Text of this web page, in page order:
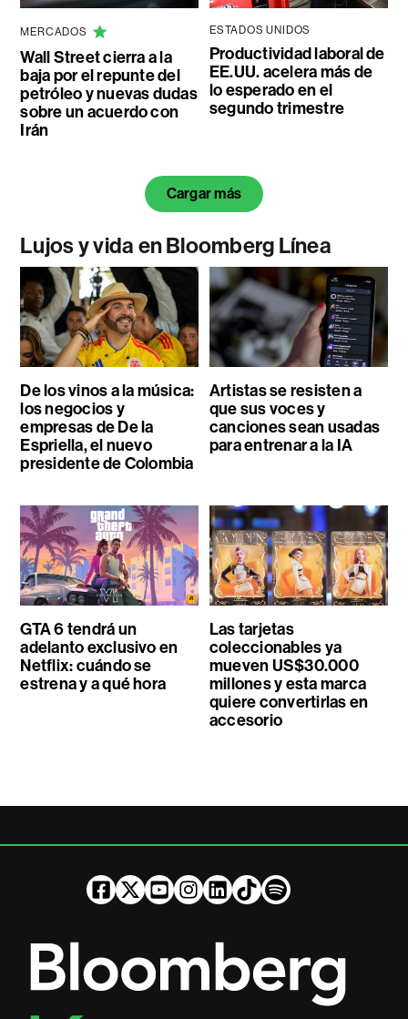
MERCADOS
Wall Street cierra a la
baja por el repunte del
petróleo y nuevas dudas
sobre un acuerdo con
Irán
ESTADOS UNIDOS
Productividad laboral de
EE.UU. acelera más de
lo esperado en el
segundo trimestre
Cargar más
Lujos y vida en Bloomberg Línea
De los vinos a la música:
los negocios y
empresas de De la
Espriella, el nuevo
presidente de Colombia
Artistas se resisten a
que sus voces y
canciones sean usadas
para entrenar a la IA
GTA 6 tendrá un
adelanto exclusivo en
Netflix: cuándo se
estrena y a qué hora
Las tarjetas
coleccionables ya
mueven US$30.000
millones y esta marca
quiere convertirlas en
accesorio